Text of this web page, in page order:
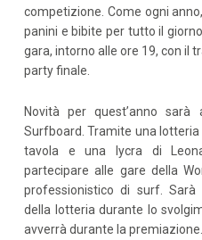
competizione. Come ogni
panini e bibite per tutto il
gara, intorno alle ore 19, con il
party finale.
Novità per quest’anno
Surfboard. Tramite una
tavola e una lycra di
partecipare alle gare della
professionistico di surf.
della lotteria durante lo
avverrà durante la premiazione.